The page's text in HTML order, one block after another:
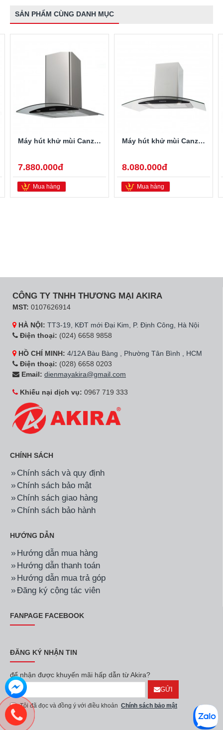
SẢN PHẨM CÙNG DANH MỤC
Máy hút khử mùi Canzy CZ-70D1
7.880.000đ
Mua hàng
Máy hút khử mùi Canzy CZ-90D1
8.080.000đ
Mua hàng
CÔNG TY TNHH THƯƠNG MẠI AKIRA
MST: 0107626914
HÀ NỘI: TT3-19, KĐT mới Đại Kim, P. Định Công, Hà Nội
Điện thoại: (024) 6658 9858
HỒ CHÍ MINH: 4/12A Bàu Bàng , Phường Tân Bình , HCM
Điện thoại: (028) 6658 0203
Email: dienmayakira@gmail.com
Khiếu nại dịch vụ: 0967 719 333
CHÍNH SÁCH
Chính sách và quy định
Chính sách bảo mật
Chính sách giao hàng
Chính sách bảo hành
HƯỚNG DẪN
Hướng dẫn mua hàng
Hướng dẫn thanh toán
Hướng dẫn mua trả góp
Đăng ký cộng tác viên
FANPAGE FACEBOOK
ĐĂNG KÝ NHẬN TIN
để nhận được khuyến mãi hấp dẫn từ Akira?
GỬI
Tôi đã đọc và đồng ý với điều khoản Chính sách bảo mật